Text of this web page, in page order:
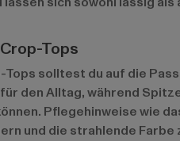
Tops
Tops solltest du auf die
den Alltag, während
Pflegehinweise wie
und die strahlende Farbe